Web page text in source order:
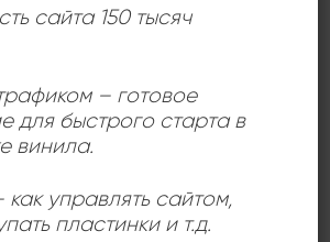
сайта 150 тысяч
– готовое
для быстрого старта в
винила.
управлять сайтом,
пластинки и т.д.